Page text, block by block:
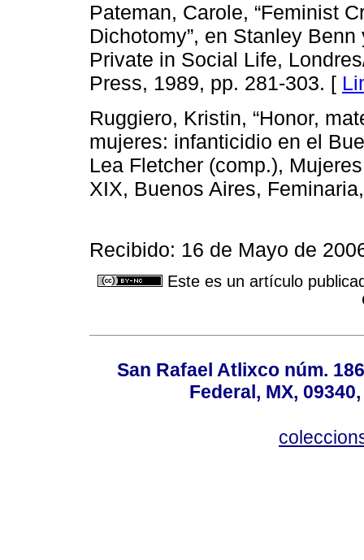
Pateman, Carole, “Feminist
Dichotomy”, en Stanley
Private in Social Life,
Press, 1989, pp. 281-303. [
Ruggiero, Kristin, “Honor,
mujeres: infanticidio en el
Lea Fletcher (comp.),
XIX, Buenos Aires,
Recibido: 16 de Mayo de
Este es un artículo
San Rafael Atlixco núm.
Federal, MX,